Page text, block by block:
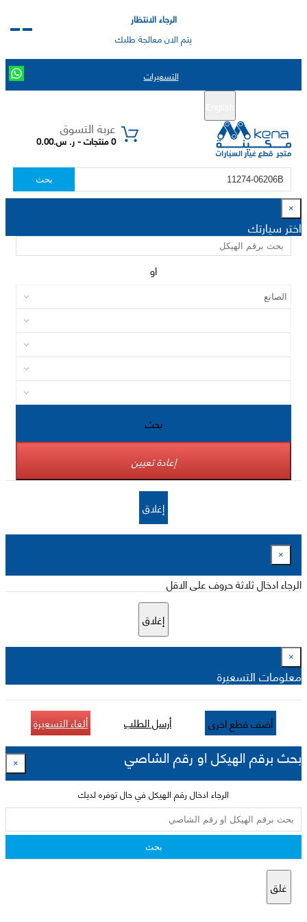
الرجاء الانتظار
يتم الان معالجة طلبك
التسعيرات
عربة التسوق
0 منتجات - ر. س.0.00
بحث
×
اختر سيارتك
او
بحث
إعادة تعيين
إغلاق
×
الرجاء ادخال ثلاثة حروف على الاقل
إغلاق
×
معلومات التسعيرة
أضف قطع اخرى أرسل الطلب ألغاء التسعيرة
بحث برقم الهيكل او رقم الشاصي ×
الرجاء ادخال رقم الهيكل في حال توفره لديك
بحث
غلق